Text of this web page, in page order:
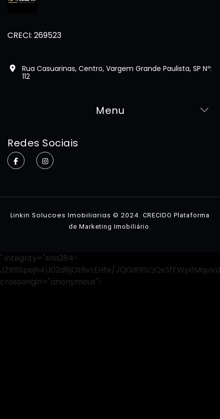
CRECI: 269523
Rua Casuarinas, Centro, Vargem Grande Paulista, SP Nº:
112
Menu
Redes Sociais
Linkin Solucoes Imobiliarias © 2024. CRECIDO Plataforma
de Marketing Imobiliário .
" integrity="sha384-
JZR6Spejh4U02d8jOt6vLEHfe/
crossorigin="anonymous">